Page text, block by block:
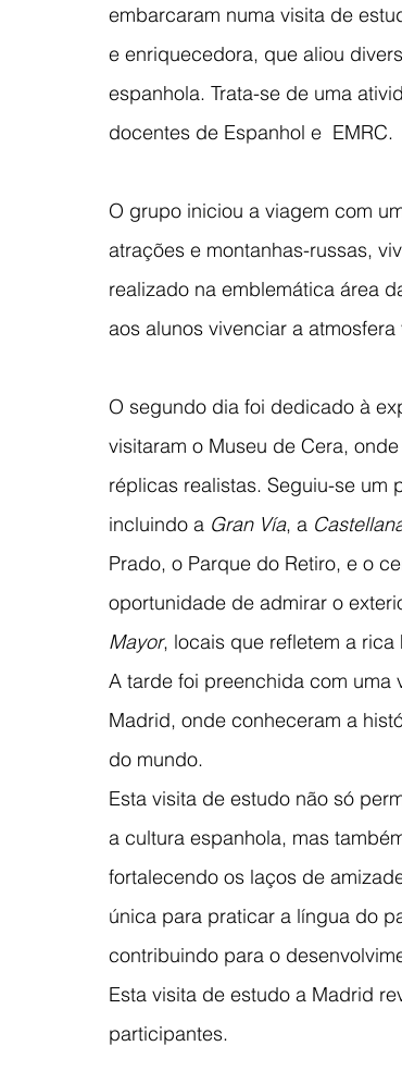
embarcaram numa visita de
e enriquecedora, que aliou
espanhola. Trata-se de uma
docentes de Espanhol e  EMRC.
O grupo iniciou a viagem com
atrações e montanhas-russas,
realizado na emblemática área
aos alunos vivenciar a
O segundo dia foi dedicado à
visitaram o Museu de Cera,
réplicas realistas. Seguiu-se um
incluindo a Gran Vía, a
Prado, o Parque do Retiro, e o
oportunidade de admirar o
Mayor, locais que refletem a
A tarde foi preenchida com uma
Madrid, onde conheceram a
do mundo.
Esta visita de estudo não só
a cultura espanhola, mas
fortalecendo os laços de
única para praticar a língua do
contribuindo para o
Esta visita de estudo a Madrid
participantes.